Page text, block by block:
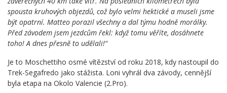
spousta kruhových objezdů, což bylo velmi hektické a museli jsme
být opatrní. Matteo porazil všechny a dal týmu hodně morálky.
Před závodem jsem jezdcům řekl: když tomu věříte, dosáhnete
toho! A dnes přesně to udělali!“
Je to Moschettiho osmé vítězství od roku 2018, kdy nastoupil do
Trek-Segafredo jako stážista. Loni vyhrál dva závody, cennější
byla etapa na Okolo Valencie (2.Pro).